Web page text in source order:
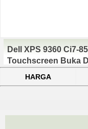
Dell XPS 9360 Ci7-
Touchscreen Buka
HARGA